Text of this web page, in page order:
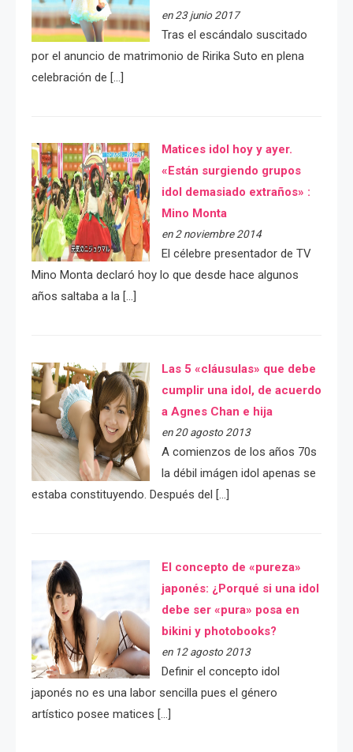
en 23 junio 2017
Tras el escándalo suscitado
por el anuncio de matrimonio de Ririka Suto en plena
celebración de […]
Matices idol hoy y ayer.
«Están surgiendo grupos
idol demasiado extraños» :
Mino Monta
en 2 noviembre 2014
El célebre presentador de TV
Mino Monta declaró hoy lo que desde hace algunos
años saltaba a la […]
Las 5 «cláusulas» que debe
cumplir una idol, de acuerdo
a Agnes Chan e hija
en 20 agosto 2013
A comienzos de los años 70s
la débil imágen idol apenas se
estaba constituyendo. Después del […]
El concepto de «pureza»
japonés: ¿Porqué si una idol
debe ser «pura» posa en
bikini y photobooks?
en 12 agosto 2013
Definir el concepto idol
japonés no es una labor sencilla pues el género
artístico posee matices […]